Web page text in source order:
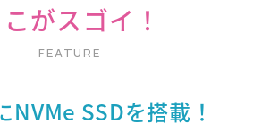
がスゴイ！
NVMe SSDを搭載！